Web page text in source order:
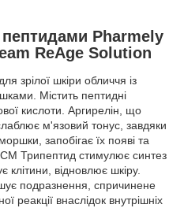
Pharmely
ReAge Solution
зрілої шкіри обличчя із
Містить пептидні
кислоти. Аргирелін, що
м'язовий тонус, завдяки
запобігає їх появі та
Трипептид стимулює синтез
клітини, відновлює шкіру.
подразнення, спричинене
реакції внаслідок внутрішніх